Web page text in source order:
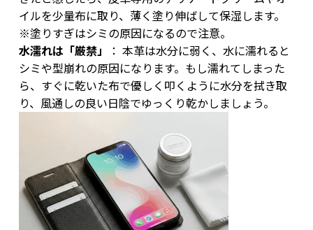
イルを少量布に取り、薄く塗り伸ばして保湿します。
※塗りすぎはシミの原因になるので注意。
水濡れは「厳禁」
： 本革は水分に弱く、水に濡れると
シミや型崩れの原因になります。もし濡れてしまった
ら、すぐに乾いた布で優しく叩くように水分を拭き取
り、風通しの良い日陰でゆっくり乾かしましょう。